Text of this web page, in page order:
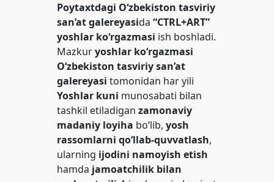
Poytaxtdagi O‘zbekiston tasviriy
san’at galereyasida“CTRL+ART”
yoshlar ko‘rgazmasi ish boshladi.
Mazkuryoshlar ko‘rgazmasi
O‘zbekiston tasviriy san’at
galereyasi tomonidan har yili
Yoshlar kuni munosabati bilan
tashkil etiladiganzamonaviy
madaniy loyiha bo‘lib,yosh
rassomlarni qo‘llab-quvvatlash,
ularning ijodini namoyish etish
hamda jamoatchilik bilan